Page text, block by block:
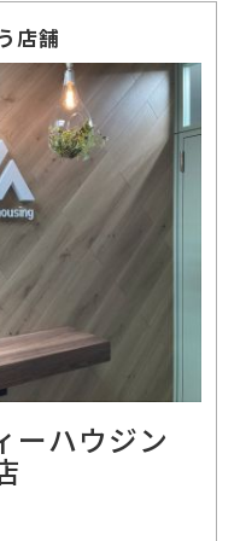
店舗
ーハウジン